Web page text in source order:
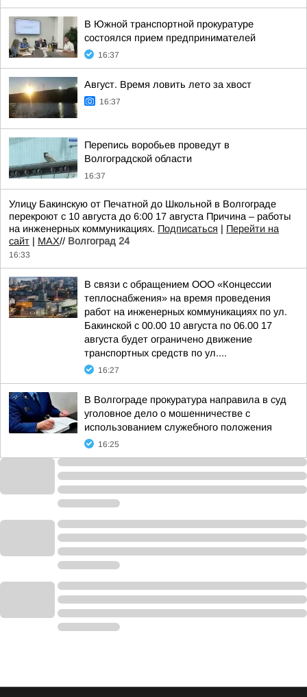
В Южной транспортной прокуратуре
состоялся прием предпринимателей
16:37
Август. Время ловить лето за хвост
16:37
Перепись воробьев проведут в
Волгоградской области
16:37
Улицу Бакинскую от Печатной до Школьной в Волгограде
перекроют с 10 августа до 6:00 17 августа Причина – работы
на инженерных коммуникациях. Подписаться | Перейти на
сайт | MAX// Волгоград 24
16:33
В связи с обращением ООО «Концессии
теплоснабжения» на время проведения
работ на инженерных коммуникациях по ул.
Бакинской с 00.00 10 августа по 06.00 17
августа будет ограничено движение
транспортных средств по ул....
16:27
В Волгограде прокуратура направила в суд
уголовное дело о мошенничестве с
использованием служебного положения
16:25